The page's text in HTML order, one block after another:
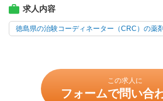
求人内容
徳島県の治験コーディネーター（CRC）の薬
この求人に
フォームで問い合